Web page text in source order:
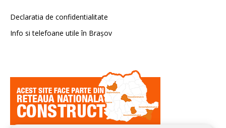
Declaratia de confidentialitate
Info si telefoane utile în Braşov